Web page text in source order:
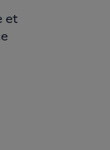
et